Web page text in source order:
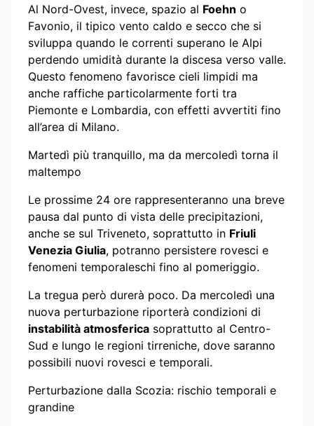
Al Nord-Ovest, invece, spazio al Foehn o
Favonio, il tipico vento caldo e secco che si
sviluppa quando le correnti superano le Alpi
perdendo umidità durante la discesa verso valle.
Questo fenomeno favorisce cieli limpidi ma
anche raffiche particolarmente forti tra
Piemonte e Lombardia, con effetti avvertiti fino
all’area di Milano.
Martedì più tranquillo, ma da mercoledì torna il
maltempo
Le prossime 24 ore rappresenteranno una breve
pausa dal punto di vista delle precipitazioni,
anche se sul Triveneto, soprattutto in Friuli
Venezia Giulia, potranno persistere rovesci e
fenomeni temporaleschi fino al pomeriggio.
La tregua però durerà poco. Da mercoledì una
nuova perturbazione riporterà condizioni di
instabilità atmosferica soprattutto al Centro-
Sud e lungo le regioni tirreniche, dove saranno
possibili nuovi rovesci e temporali.
Perturbazione dalla Scozia: rischio temporali e
grandine